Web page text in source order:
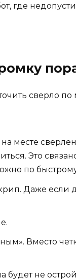
где
сверло по
месте
Это
по
Даже если
Вместо
будет не